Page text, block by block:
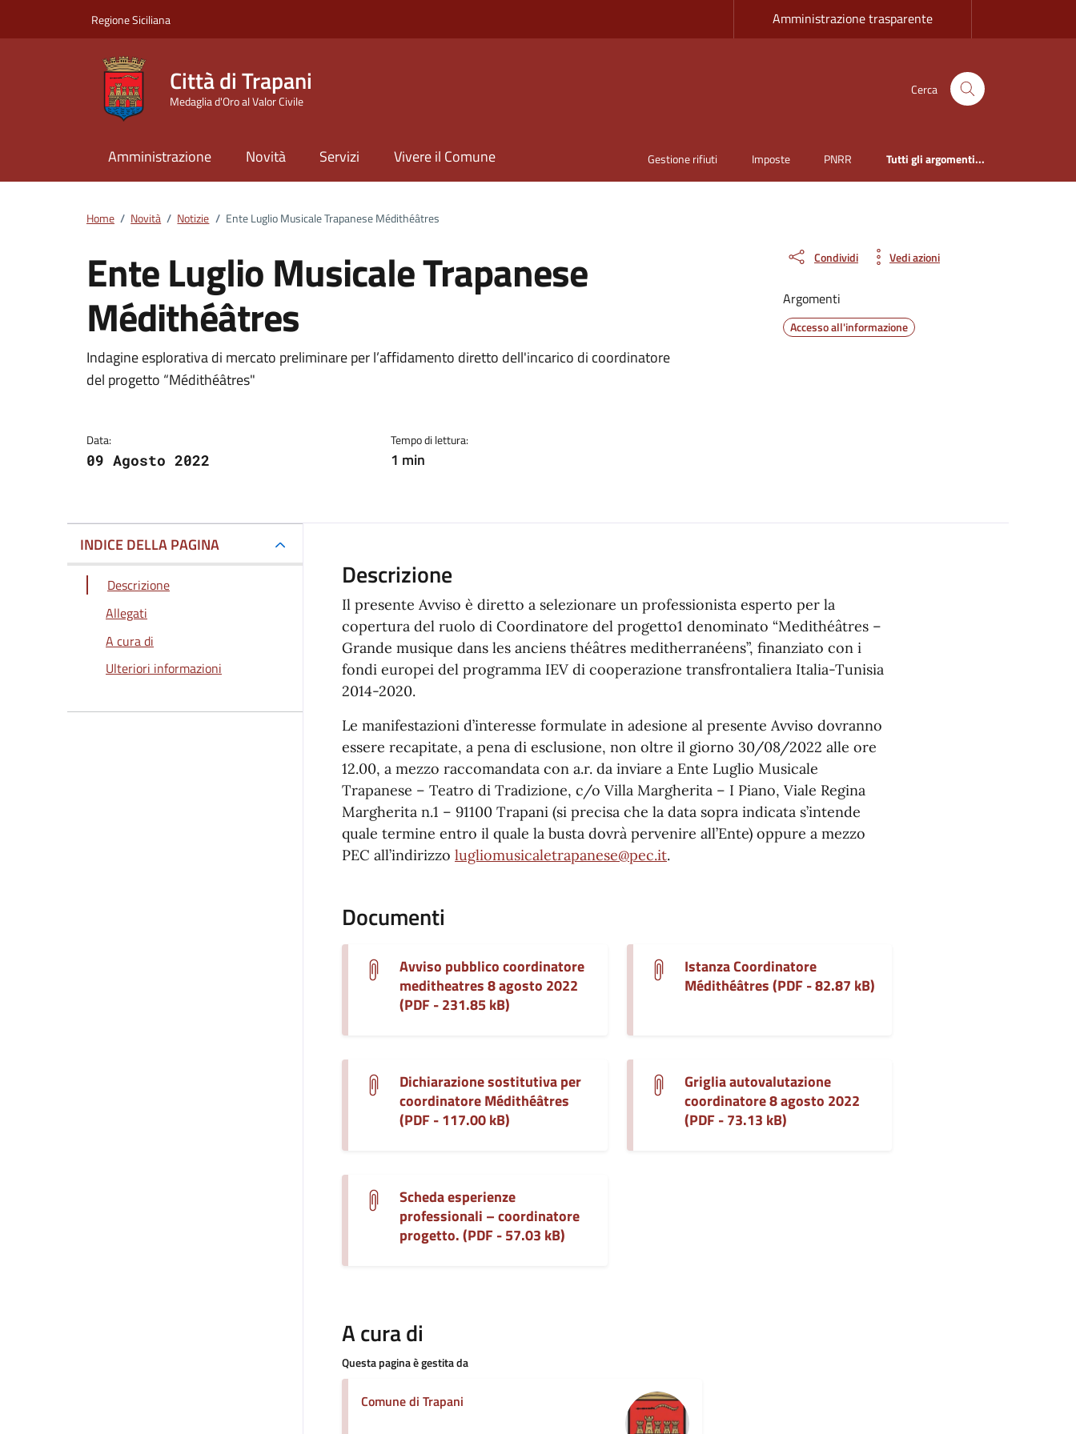
Regione Siciliana Amministrazione trasparente
Città di Trapani
Medaglia d'Oro al Valor Civile
Cerca
Amministrazione Novità Servizi Vivere il Comune Gestione rifiuti Imposte PNRR Tutti gli argomenti...
Home / Novità / Notizie / Ente Luglio Musicale Trapanese Médithéâtres
Ente Luglio Musicale Trapanese
Médithéâtres
Dettagli della notizia
Indagine esplorativa di mercato preliminare per l’affidamento diretto dell'incarico di coordinatore
del progetto “Médithéâtres"
Data:
09 Agosto 2022
Tempo di lettura:
1 min
Condividi Vedi azioni
Argomenti
Accesso all'informazione
INDICE DELLA PAGINA
Descrizione
Allegati
A cura di
Ulteriori informazioni
Descrizione
Il presente Avviso è diretto a selezionare un professionista esperto per la
copertura del ruolo di Coordinatore del progetto1 denominato “Medithéâtres –
Grande musique dans les anciens théâtres meditherranéens”, finanziato con i
fondi europei del programma IEV di cooperazione transfrontaliera Italia-Tunisia
2014-2020.
Le manifestazioni d’interesse formulate in adesione al presente Avviso dovranno
essere recapitate, a pena di esclusione, non oltre il giorno 30/08/2022 alle ore
12.00, a mezzo raccomandata con a.r. da inviare a Ente Luglio Musicale
Trapanese – Teatro di Tradizione, c/o Villa Margherita – I Piano, Viale Regina
Margherita n.1 – 91100 Trapani (si precisa che la data sopra indicata s’intende
quale termine entro il quale la busta dovrà pervenire all’Ente) oppure a mezzo
PEC all’indirizzo lugliomusicaletrapanese@pec.it.
Documenti
Avviso pubblico coordinatore
meditheatres 8 agosto 2022
(PDF - 231.85 kB)
Istanza Coordinatore
Médithéâtres (PDF - 82.87 kB)
Dichiarazione sostitutiva per
coordinatore Médithéâtres
(PDF - 117.00 kB)
Griglia autovalutazione
coordinatore 8 agosto 2022
(PDF - 73.13 kB)
Scheda esperienze
professionali – coordinatore
progetto. (PDF - 57.03 kB)
A cura di
Questa pagina è gestita da
Comune di Trapani